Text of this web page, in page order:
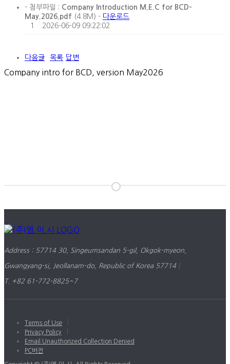
- 첨부파일 : Company Introduction M.E.C for BCD-
May.2026.pdf (4.8M) - 다운로드
1
2026-06-09 09:22:02
다음글 목록 답변
Company intro for BCD, version May2026
Address : 57714 30, Singeumsandan 5-gil, Okgok-myeon,
Gwangyang-si, Jeollanam-do, Republic of Korea 57714 |
T. +82 61-772-8825~7
Terms of Use
Privacy Policy
Email Unauthorized Collection Denied
PC버전